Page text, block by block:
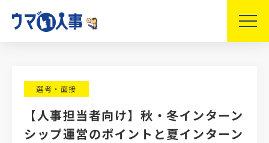
選考・面接
【人事担当者向け】秋・冬インターン
シップ運営のポイントと夏インターン